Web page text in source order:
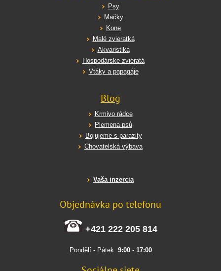
Psy
Mačky
Kone
Malé zvieratká
Akvaristika
Hospodárske zvieratá
Vtáky a papagáje
Blog
Krmivo rádce
Plemena psů
Bojujeme s parazity
Chovatelská výbava
Vaša inzercia
Objednávka po telefonu
+421 222 205 814
Pondělí - Pátek 9:00- 17:00